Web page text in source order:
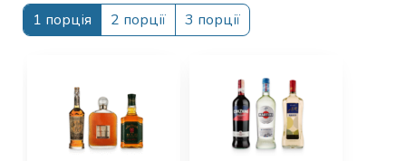
1 порція 2 порції 3 порції